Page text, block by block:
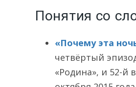
Понятия со
«Почему эта
четвёртый
«Родина», и 52-й